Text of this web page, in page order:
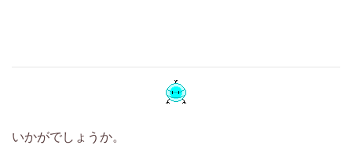
いかがでしょうか。